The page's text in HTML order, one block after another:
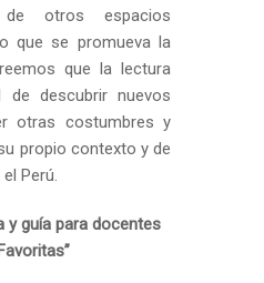
otros espacios
que se promueva la
que la lectura
de descubrir nuevos
otras costumbres y
propio contexto y de
Perú.
y guía para docentes